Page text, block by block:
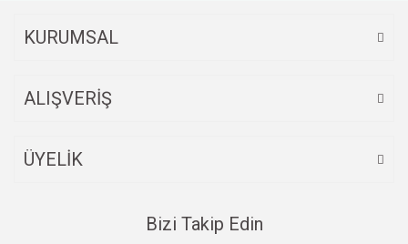
Ürün fiyatı diğer sitelerden daha pahalı.
KURUMSAL
ALIŞVERİŞ
ÜYELİK
Bizi Takip Edin